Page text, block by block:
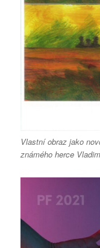
Vlastní obraz jako
známého herce